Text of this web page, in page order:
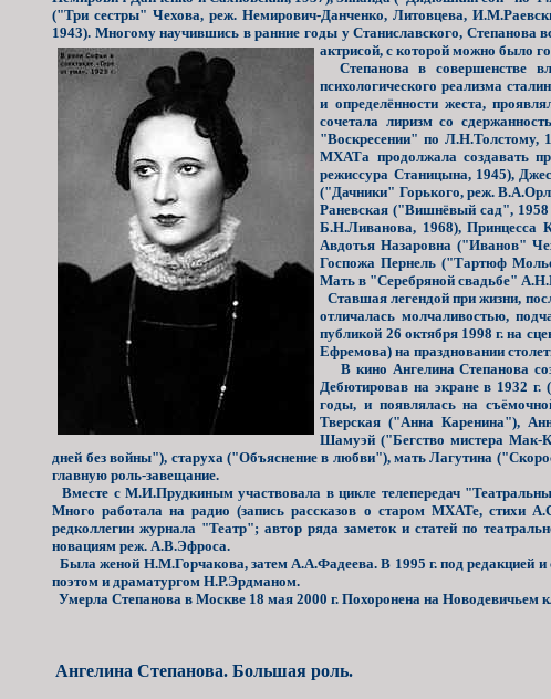
("Три сестры" Чехова, реж. Немирович-Данченко, Литовцева,
1943). Многому научившись в ранние годы у Станиславского,
актрисой, с которой можно было
Степанова в совершенстве
психологического реализма
и определённости жеста,
сочетала лиризм со
"Воскресении" по Л.Н.Толстому,
МХАТа продолжала создавать
режиссура Станицына, 1945),
("Дачники" Горького, реж.
Раневская ("Вишнёвый сад",
Б.Н.Ливанова, 1968), Принцесса
Авдотья Назаровна ("Иванов"
Госпожа Пернель ("Тартюф
Мать в "Серебряной свадьбе"
Ставшая легендой при жизни,
отличалась молчаливостью,
публикой 26 октября 1998 г. на
Ефремова) на праздновании
В кино Ангелина Степанова
Дебютировав на экране в 1932
годы, и появлялась на
Тверская ("Анна Каренина"),
Шамуэй ("Бегство мистера Мак-
дней без войны"), старуха ("Объяснение в любви"), мать Лагутина
главную роль-завещание.
Вместе с М.И.Прудкиным участвовала в цикле телепередач
Много работала на радио (запись рассказов о старом МХАТе,
редколлегии журнала "Театр"; автор ряда заметок и статей по
новациям реж. А.В.Эфроса.
Была женой Н.М.Горчакова, затем А.А.Фадеева. В 1995 г. под редакцией
поэтом и драматургом Н.Р.Эрдманом.
Умерла Степанова в Москве 18 мая 2000 г. Похоронена на Новодевичьем
Ангелина Степанова. Большая роль.